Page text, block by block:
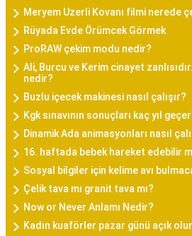
Meryem Uzerli Kovanı filmi nerede
Rüyada Evde Örümcek Görmek
ProRAW çekim modu nedir?
Ali, Burcu ve Kerim cinayet
nedir?
Buzlu içecek makinesi nasıl çalışır?
Kgk sınavının sonuçları kaç yıl
Dinamik Ada animasyonları nasıl
16. haftada bebek hareket edebilir
Sosyal bilgiler için kelime avı
Çelik tava mı granit tava mı?
Now or Never Anlamı Nedir?
Kadın kuaförler pazar günü açık